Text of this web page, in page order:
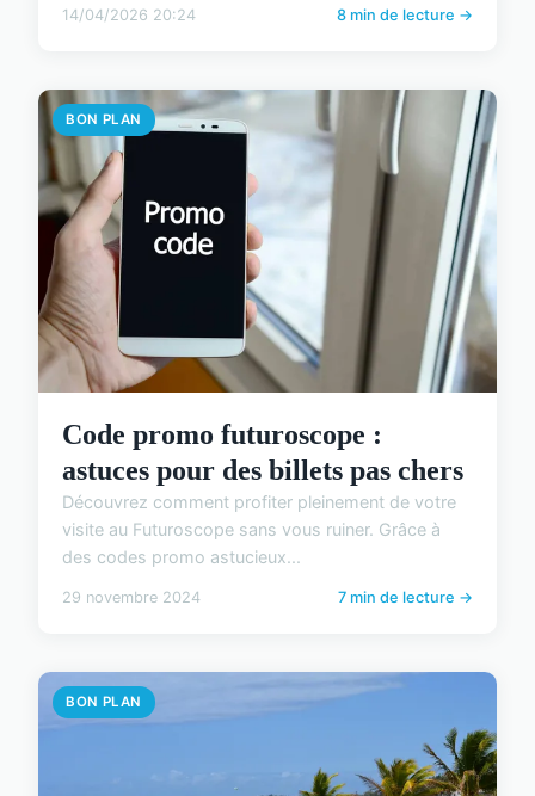
14/04/2026 20:24 8 min de lecture →
BON PLAN
Code promo futuroscope :
astuces pour des billets pas chers
Découvrez comment profiter pleinement de votre
visite au Futuroscope sans vous ruiner. Grâce à
des codes promo astucieux...
29 novembre 2024 7 min de lecture →
BON PLAN